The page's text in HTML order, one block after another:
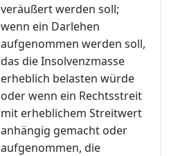
veräußert werden soll;
wenn ein Darlehen
aufgenommen werden soll,
das die Insolvenzmasse
erheblich belasten würde
oder wenn ein Rechtsstreit
mit erheblichem Streitwert
anhängig gemacht oder
aufgenommen, die